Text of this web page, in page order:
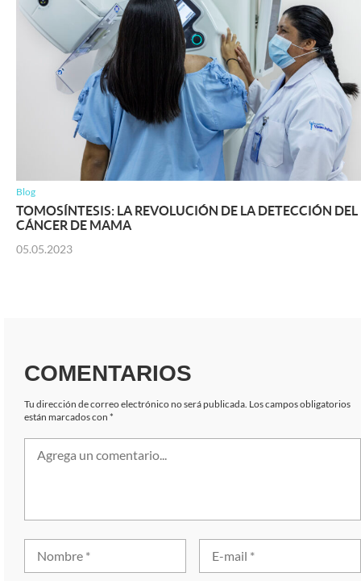
Blog
TOMOSÍNTESIS: LA REVOLUCIÓN DE LA DETECCIÓN DEL
CÁNCER DE MAMA
05.05.2023
COMENTARIOS
Tu dirección de correo electrónico no será publicada. Los campos obligatorios
están marcados con *